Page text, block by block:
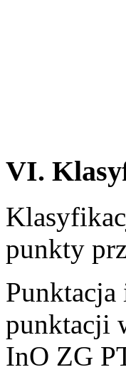
VI.
punkty
Punktacja
punktacji
InO ZG